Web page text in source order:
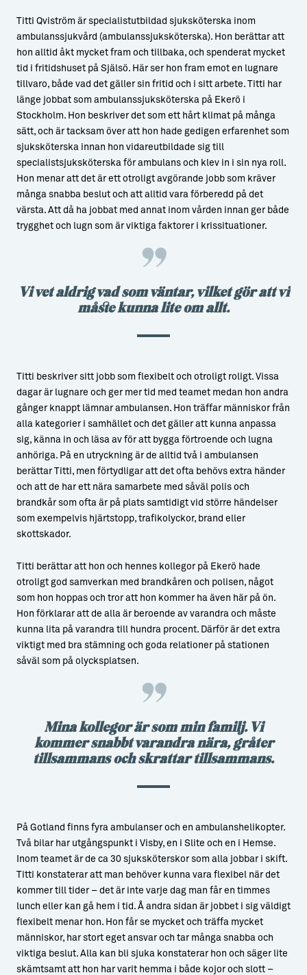
Titti Qviström är specialistutbildad sjuksköterska inom
ambulanssjukvård (ambulanssjuksköterska). Hon berättar att
hon alltid åkt mycket fram och tillbaka, och spenderat mycket
tid i fritidshuset på Själsö. Här ser hon fram emot en lugnare
tillvaro, både vad det gäller sin fritid och i sitt arbete. Titti har
länge jobbat som ambulanssjuksköterska på Ekerö i
Stockholm. Hon beskriver det som ett hårt klimat på många
sätt, och är tacksam över att hon hade gedigen erfarenhet som
sjuksköterska innan hon vidareutbildade sig till
specialistsjuksköterska för ambulans och klev in i sin nya roll.
Hon menar att det är ett otroligt avgörande jobb som kräver
många snabba beslut och att alltid vara förberedd på det
värsta. Att då ha jobbat med annat inom vården innan ger både
trygghet och lugn som är viktiga faktorer i krissituationer.
Vi vet aldrig vad som väntar, vilket gör att vi
måste kunna lite om allt.
Titti beskriver sitt jobb som flexibelt och otroligt roligt. Vissa
dagar är lugnare och ger mer tid med teamet medan hon andra
gånger knappt lämnar ambulansen. Hon träffar människor från
alla kategorier i samhället och det gäller att kunna anpassa
sig, känna in och läsa av för att bygga förtroende och lugna
anhöriga. På en utryckning är de alltid två i ambulansen
berättar Titti, men förtydligar att det ofta behövs extra händer
och att de har ett nära samarbete med såväl polis och
brandkår som ofta är på plats samtidigt vid större händelser
som exempelvis hjärtstopp, trafikolyckor, brand eller
skottskador.
Titti berättar att hon och hennes kollegor på Ekerö hade
otroligt god samverkan med brandkåren och polisen, något
som hon hoppas och tror att hon kommer ha även här på ön.
Hon förklarar att de alla är beroende av varandra och måste
kunna lita på varandra till hundra procent. Därför är det extra
viktigt med bra stämning och goda relationer på stationen
såväl som på olycksplatsen.
Mina kollegor är som min familj. Vi
kommer snabbt varandra nära, gråter
tillsammans och skrattar tillsammans.
På Gotland finns fyra ambulanser och en ambulanshelikopter.
Två bilar har utgångspunkt i Visby, en i Slite och en i Hemse.
Inom teamet är de ca 30 sjuksköterskor som alla jobbar i skift.
Titti konstaterar att man behöver kunna vara flexibel när det
kommer till tider – det är inte varje dag man får en timmes
lunch eller kan gå hem i tid. Å andra sidan är jobbet i sig väldigt
flexibelt menar hon. Hon får se mycket och träffa mycket
människor, har stort eget ansvar och tar många snabba och
viktiga beslut. Alla kan bli sjuka konstaterar hon och säger lite
skämtsamt att hon har varit hemma i både kojor och slott –